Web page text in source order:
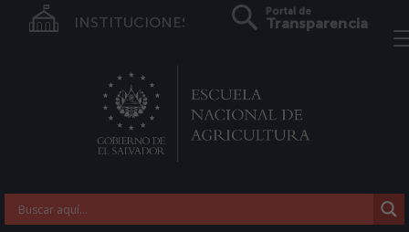
INSTITUCIONES
Portal de
Transparencia